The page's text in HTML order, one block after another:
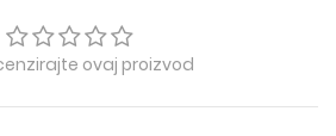
ovaj proizvod